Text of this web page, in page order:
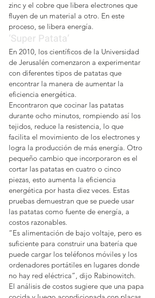
zinc y el cobre que libera electrones que
fluyen de un material a otro. En este
proceso, se libera energía.
‘Super Patata’
En 2010, los científicos de la Universidad
de Jerusalén comenzaron a experimentar
con diferentes tipos de patatas que
encontrar la manera de aumentar la
eficiencia energética.
Encontraron que cocinar las patatas
durante ocho minutos, rompiendo así los
tejidos, reduce la resistencia, lo que
facilita el movimiento de los electrones y
logra la producción de más energía. Otro
pequeño cambio que incorporaron es el
cortar las patatas en cuatro o cinco
piezas, esto aumenta la eficiencia
energética por hasta diez veces. Estas
pruebas demuestran que se puede usar
las patatas como fuente de energía, a
costos razonables.
“Es alimentación de bajo voltaje, pero es
suficiente para construir una batería que
puede cargar los teléfonos móviles y los
ordenadores portátiles en lugares donde
no hay red eléctrica”, dijo Rabinowitch.
El análisis de costos sugiere que una papa